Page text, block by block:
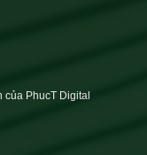
của PhucT Digital